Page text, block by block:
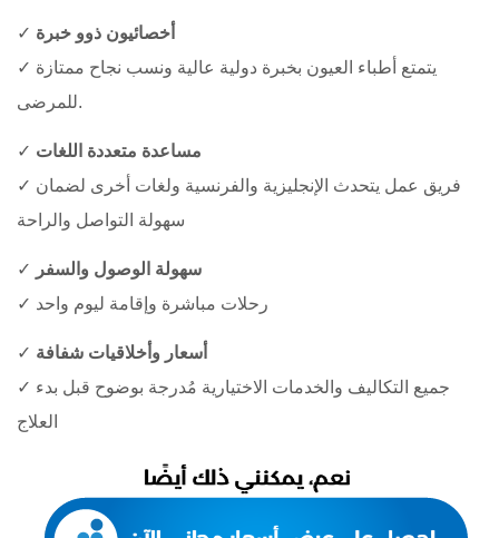
✓ أخصائيون ذوو خبرة
✓ يتمتع أطباء العيون بخبرة دولية عالية ونسب نجاح ممتازة
للمرضى.
✓ مساعدة متعددة اللغات
✓ فريق عمل يتحدث الإنجليزية والفرنسية ولغات أخرى لضمان
سهولة التواصل والراحة
✓
سهولة الوصول والسفر
✓ رحلات مباشرة وإقامة ليوم واحد
✓ أسعار وأخلاقيات شفافة
✓ جميع التكاليف والخدمات الاختيارية مُدرجة بوضوح قبل بدء
العلاج